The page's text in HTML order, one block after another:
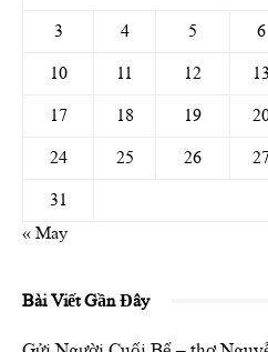
3 4 5 6
10 11 12 13
17 18 19
24 25 26
31
« May
Bài Viết Gần Đây